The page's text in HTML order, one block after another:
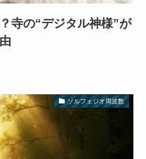
寺の“デジタル神様”が
ソルフェジオ周波数